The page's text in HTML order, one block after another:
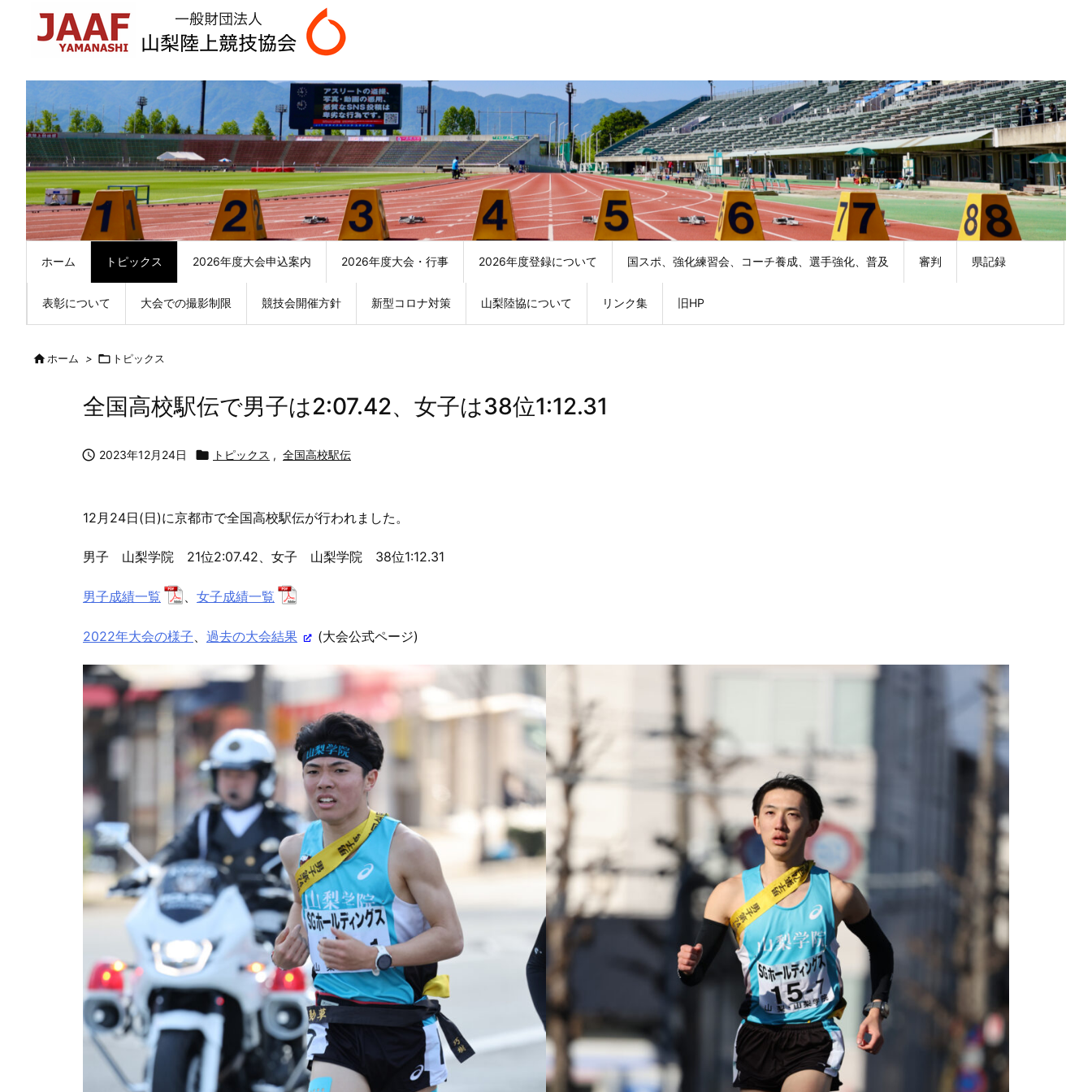
ホーム トピックス 2026年度大会申込案内 2026年度大会・行事 2026年度登録について 国スポ、強化練習会、コーチ養成、選手強化、普及 審判 県記録
表彰について 大会での撮影制限 競技会開催方針 新型コロナ対策 山梨陸協について リンク集 旧HP
ホーム >  トピックス
全国高校駅伝で男子は2:07.42、女子は38位1:12.31
 2023年12月24日  トピックス , 全国高校駅伝
12月24日(日)に京都市で全国高校駅伝が行われました。
男子 山梨学院 21位2:07.42、女子 山梨学院 38位1:12.31
男子成績一覧 、 女子成績一覧
2022年大会の様子、 過去の大会結果 (大会公式ページ)